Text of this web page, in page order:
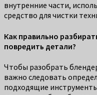
внутренние части,
средство для чистки
Как правильно
повредить детали?
Чтобы разобрать
важно следовать
подходящие